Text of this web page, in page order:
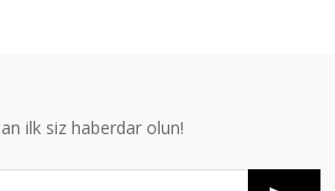
ilk siz haberdar olun!